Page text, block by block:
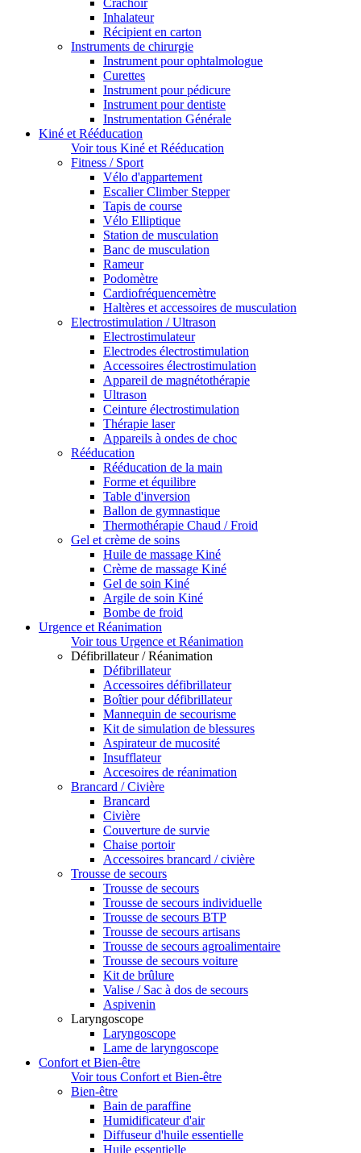
Crachoir
Inhalateur
Récipient en carton
Instruments de chirurgie
Instrument pour ophtalmologue
Curettes
Instrument pour pédicure
Instrument pour dentiste
Instrumentation Générale
Kiné et Rééducation
Voir tous Kiné et Rééducation
Fitness / Sport
Vélo d'appartement
Escalier Climber Stepper
Tapis de course
Vélo Elliptique
Station de musculation
Banc de musculation
Rameur
Podomètre
Cardiofréquencemètre
Haltères et accessoires de musculation
Electrostimulation / Ultrason
Electrostimulateur
Electrodes électrostimulation
Accessoires électrostimulation
Appareil de magnétothérapie
Ultrason
Ceinture électrostimulation
Thérapie laser
Appareils à ondes de choc
Rééducation
Rééducation de la main
Forme et équilibre
Table d'inversion
Ballon de gymnastique
Thermothérapie Chaud / Froid
Gel et crème de soins
Huile de massage Kiné
Crème de massage Kiné
Gel de soin Kiné
Argile de soin Kiné
Bombe de froid
Urgence et Réanimation
Voir tous Urgence et Réanimation
Défibrillateur / Réanimation
Défibrillateur
Accessoires défibrillateur
Boîtier pour défibrillateur
Mannequin de secourisme
Kit de simulation de blessures
Aspirateur de mucosité
Insufflateur
Accesoires de réanimation
Brancard / Civière
Brancard
Civière
Couverture de survie
Chaise portoir
Accessoires brancard / civière
Trousse de secours
Trousse de secours
Trousse de secours individuelle
Trousse de secours BTP
Trousse de secours artisans
Trousse de secours agroalimentaire
Trousse de secours voiture
Kit de brûlure
Valise / Sac à dos de secours
Aspivenin
Laryngoscope
Laryngoscope
Lame de laryngoscope
Confort et Bien-être
Voir tous Confort et Bien-être
Bien-être
Bain de paraffine
Humidificateur d'air
Diffuseur d'huile essentielle
Huile essentielle